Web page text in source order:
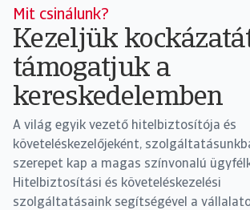
Mit csinálunk?
Kezeljük
támogatjuk a
kereskedelemben
A világ egyik vezető hitelbiztosítója és
követeléskezelőjeként,
szerepet kap a magas színvonalú
Hitelbiztosítási és követeléskezelési
szolgáltatásaink segítségével a